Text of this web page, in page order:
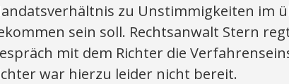
zu Unstimmigkeiten im
sein soll. Rechtsanwalt Stern
mit dem Richter die
war hierzu leider nicht bereit.